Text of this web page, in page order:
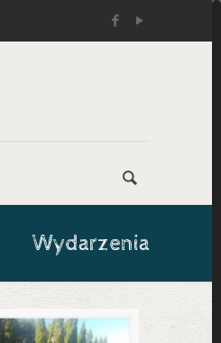
Wydarzenia